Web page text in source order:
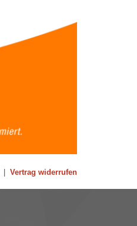
| Vertrag widerrufen